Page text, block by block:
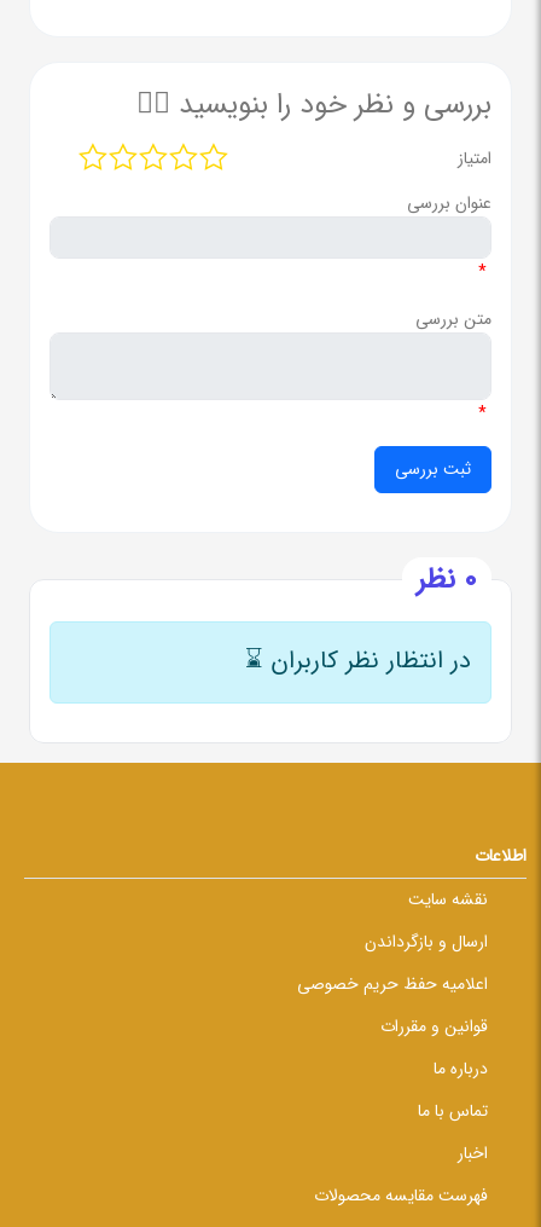
بررسی و نظر خود را بنویسید ✍🏻
امتیاز
عنوان بررسی
*
متن بررسی
*
0 نظر
در انتظار نظر کاربران ⌛
اطلاعات
نقشه سایت
ارسال و بازگرداندن
اعلامیه حفظ حریم خصوصی
قوانین و مقررات
درباره ما
تماس با ما
اخبار
فهرست مقایسه محصولات